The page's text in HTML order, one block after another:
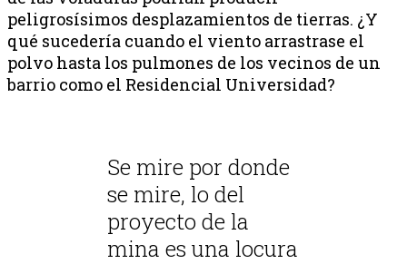
peligrosísimos desplazamientos de tierras. ¿Y
qué sucedería cuando el viento arrastrase el
polvo hasta los pulmones de los vecinos de un
barrio como el Residencial Universidad?
Se mire por donde
se mire, lo del
proyecto de la
mina es una locura